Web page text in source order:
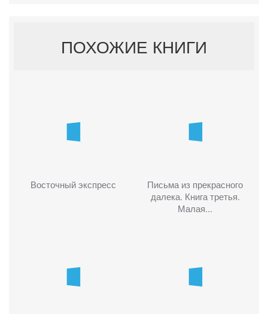
ПОХОЖИЕ КНИГИ
Восточный экспресс
Письма из прекрасного
далека. Книга третья.
Малая...